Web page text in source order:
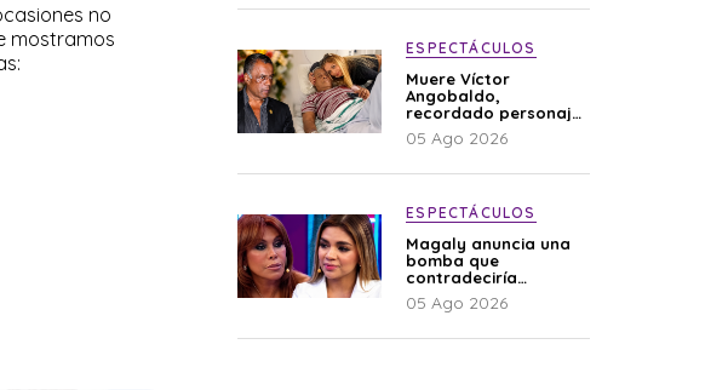
no
mostramos
ESPECTÁCULOS
Muere Víctor
Angobaldo,
recordado personaje
de la farándula y
expareja de Shirley
05 Ago 2026
ESPECTÁCULOS
Magaly anuncia una
bomba que
contradeciría
comunicado de La
Bella Luz: “Hay un
05 Ago 2026